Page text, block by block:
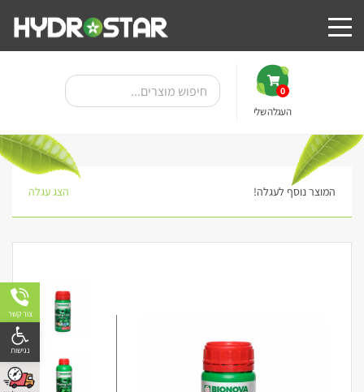
0
העגלה שלי
המוצר נוסף לעגלה! הצג עגלה
צור קשר